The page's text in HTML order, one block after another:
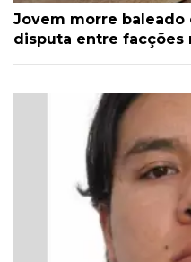
Jovem morre baleado
disputa entre facções